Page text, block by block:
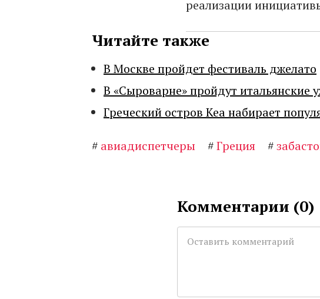
реализации
Читайте также
В Москве пройдет фестиваль джелато
В «Сыроварне» пройдут итальянские
Греческий остров Кеа набирает
# авиадиспетчеры #Греция #
Комментарии (0)